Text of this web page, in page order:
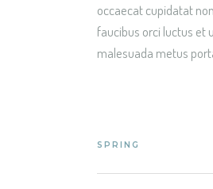
occaecat cupidatat
faucibus orci luctus et
malesuada metus
SPRING